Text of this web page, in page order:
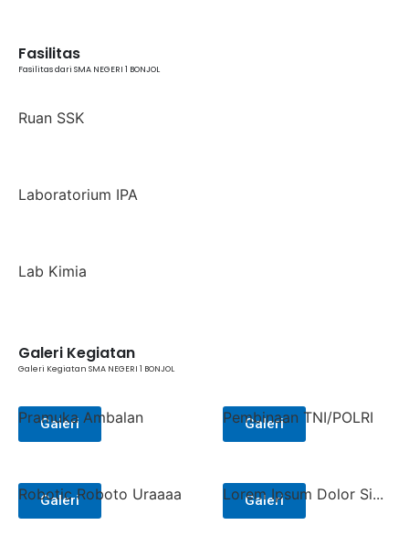
Fasilitas
Fasilitas dari SMA NEGERI 1 BONJOL
Ruan SSK
Laboratorium IPA
Lab Kimia
Galeri Kegiatan
Galeri Kegiatan SMA NEGERI 1 BONJOL
Galeri
Pramuka Ambalan Galeri
Pembinaan TNI/POLRI
Galeri
Robotic Roboto Uraaaa Galeri
Lorem Ipsum Dolor Si...